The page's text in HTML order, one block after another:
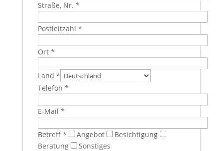
Straße, Nr. *
Postleitzahl *
Ort *
Land *
Telefon *
E-Mail *
Betreff * Angebot
Besichtigung
Beratung
Sonstiges